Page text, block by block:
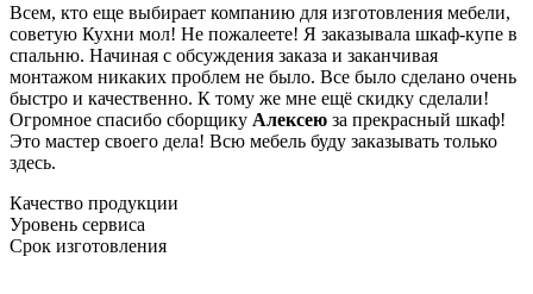
Всем, кто еще выбирает компанию для изготовления мебели,
советую Кухни мол! Не пожалеете! Я заказывала шкаф-купе в
спальню. Начиная с обсуждения заказа и заканчивая
монтажом никаких проблем не было. Все было сделано очень
быстро и качественно. К тому же мне ещё скидку сделали!
Огромное спасибо сборщику Алексею за прекрасный шкаф!
Это мастер своего дела! Всю мебель буду заказывать только
здесь.
Качество продукции
Уровень сервиса
Срок изготовления